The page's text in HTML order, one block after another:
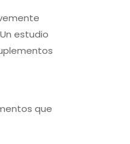
estudio
que